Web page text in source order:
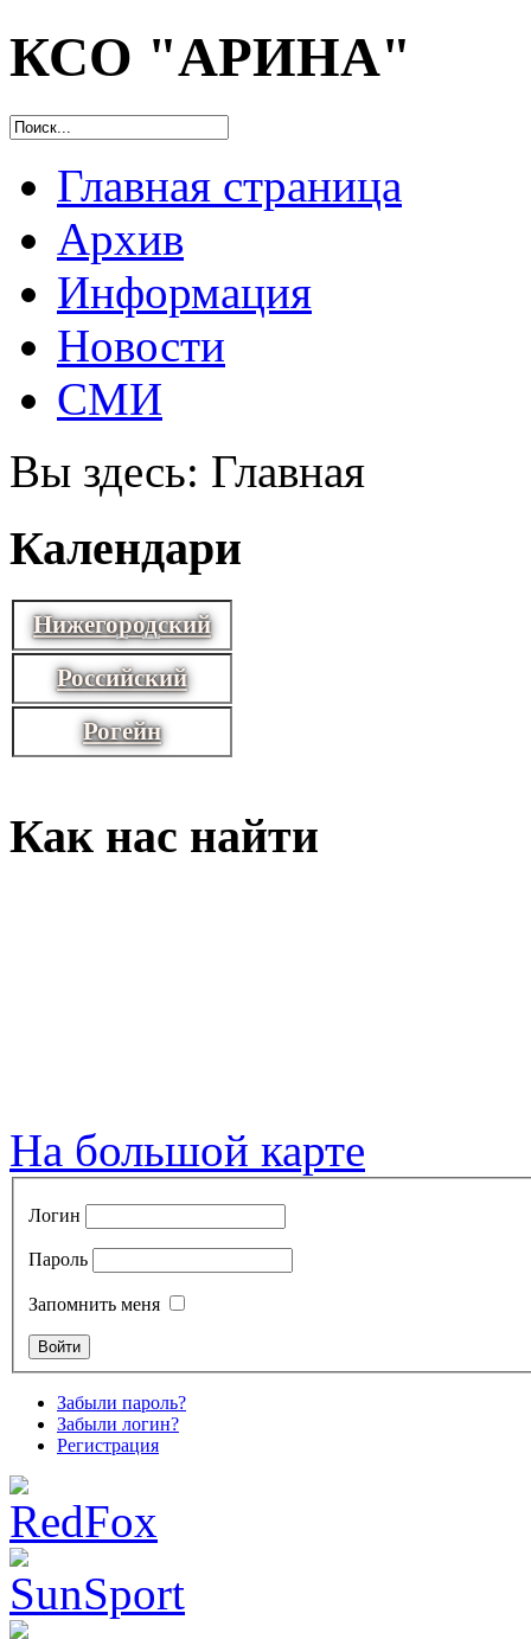
КСО "АРИНА"
Главная страница
Архив
Информация
Новости
СМИ
Вы здесь: Главная
Календари
Нижегородский
Российский
Рогейн
Как нас найти
На большой карте
Логин
Пароль
Запомнить меня
Забыли пароль?
Забыли логин?
Регистрация